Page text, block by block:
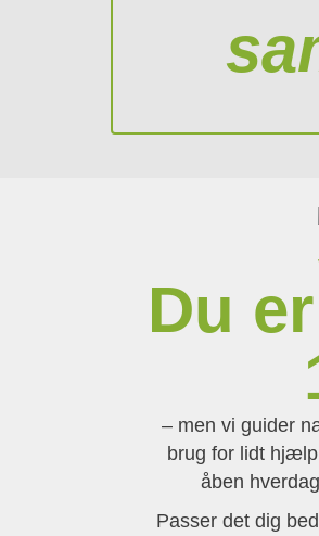
Du
– men vi guider
brug for lidt
åben
Passer det dig